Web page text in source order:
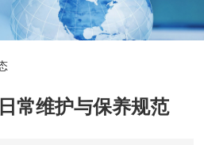
常维护与保养规范